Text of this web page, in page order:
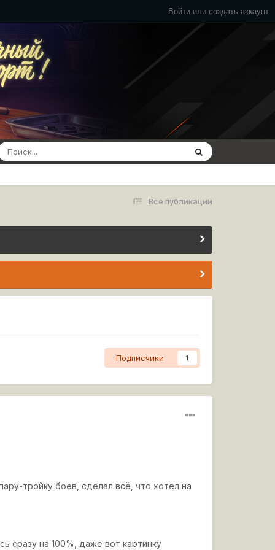
Войти или создать аккаунт
Все публикации
Подписчики 1
тройку боев, сделал всё, что хотел на
сразу на 100%, даже вот картинку